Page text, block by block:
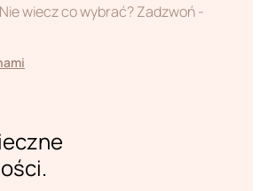
wiecz co wybrać? Zadzwoń -